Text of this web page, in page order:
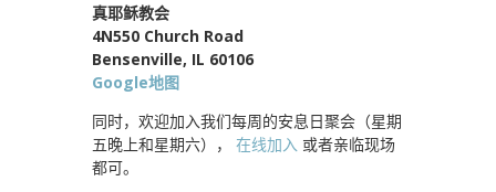
真耶稣教会
4N550 Church Road
Bensenville, IL 60106
Google地图
同时，欢迎加入我们每周的安息日聚会（星期
五晚上和星期六）， 在线加入 或者亲临现场
都可。